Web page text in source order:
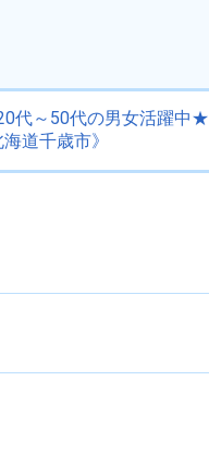
代～50代の男女活躍中★
道千歳市》